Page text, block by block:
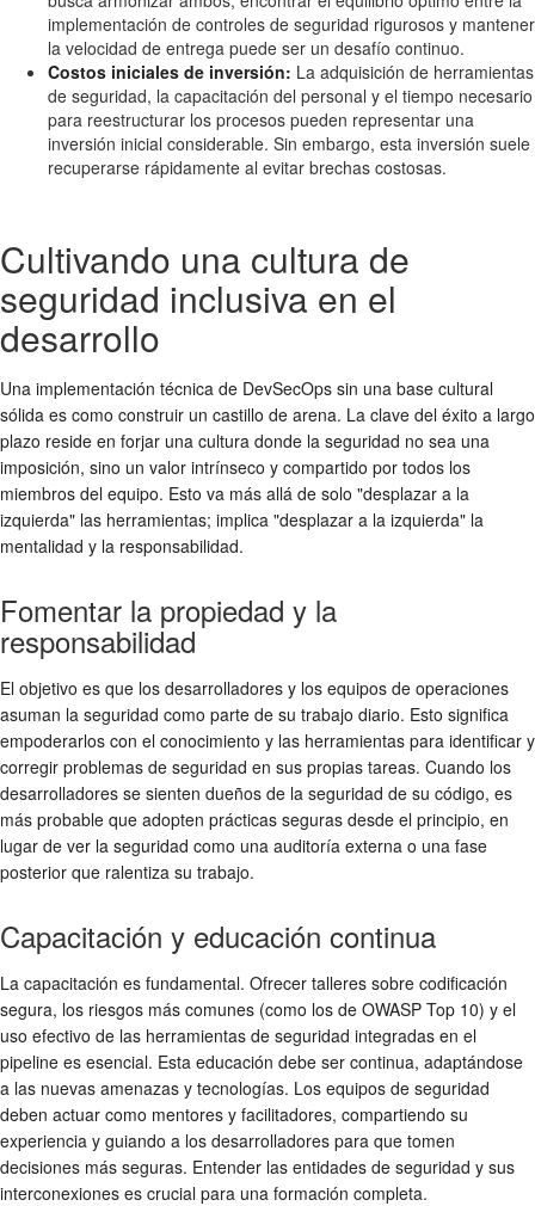
implementación de controles de seguridad rigurosos y mantener
la velocidad de entrega puede ser un desafío continuo.
Costos iniciales de inversión: La adquisición de herramientas
de seguridad, la capacitación del personal y el tiempo necesario
para reestructurar los procesos pueden representar una
inversión inicial considerable. Sin embargo, esta inversión suele
recuperarse rápidamente al evitar brechas costosas.
Cultivando una cultura de
seguridad inclusiva en el
desarrollo
Una implementación técnica de DevSecOps sin una base cultural
sólida es como construir un castillo de arena. La clave del éxito a largo
plazo reside en forjar una cultura donde la seguridad no sea una
imposición, sino un valor intrínseco y compartido por todos los
miembros del equipo. Esto va más allá de solo "desplazar a la
izquierda" las herramientas; implica "desplazar a la izquierda" la
mentalidad y la responsabilidad.
Fomentar la propiedad y la
responsabilidad
El objetivo es que los desarrolladores y los equipos de operaciones
asuman la seguridad como parte de su trabajo diario. Esto significa
empoderarlos con el conocimiento y las herramientas para identificar y
corregir problemas de seguridad en sus propias tareas. Cuando los
desarrolladores se sienten dueños de la seguridad de su código, es
más probable que adopten prácticas seguras desde el principio, en
lugar de ver la seguridad como una auditoría externa o una fase
posterior que ralentiza su trabajo.
Capacitación y educación continua
La capacitación es fundamental. Ofrecer talleres sobre codificación
segura, los riesgos más comunes (como los de OWASP Top 10) y el
uso efectivo de las herramientas de seguridad integradas en el
pipeline es esencial. Esta educación debe ser continua, adaptándose
a las nuevas amenazas y tecnologías. Los equipos de seguridad
deben actuar como mentores y facilitadores, compartiendo su
experiencia y guiando a los desarrolladores para que tomen
decisiones más seguras. Entender las entidades de seguridad y sus
interconexiones es crucial para una formación completa.